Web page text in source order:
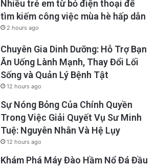
Nhiều trẻ em từ bỏ điện thoại để
tìm kiếm công việc mùa hè hấp dẫn
2 hours ago
Chuyên Gia Dinh Dưỡng: Hỗ Trợ Bạn
Ăn Uống Lành Mạnh, Thay Đổi Lối
Sống và Quản Lý Bệnh Tật
12 hours ago
Sự Nóng Bỏng Của Chính Quyền
Trong Việc Giải Quyết Vụ Sư Minh
Tuệ: Nguyên Nhân Và Hệ Lụy
12 hours ago
Khám Phá Máy Đào Hầm Nổ Đá Đầu